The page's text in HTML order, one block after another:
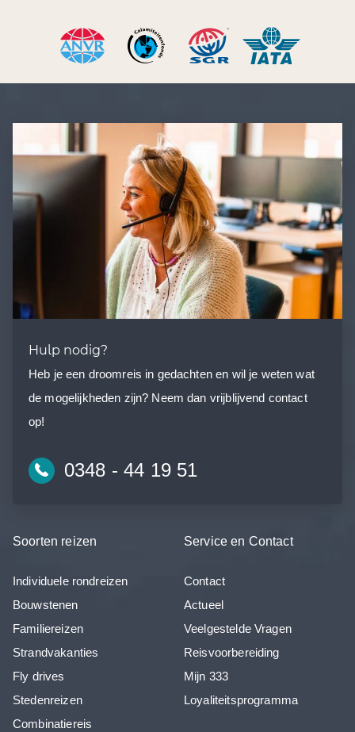
Hulp nodig?
Heb je een droomreis in gedachten en wil je weten wat
de mogelijkheden zijn? Neem dan vrijblijvend contact
op!
0348 - 44 19 51
Soorten reizen
Individuele rondreizen
Bouwstenen
Familiereizen
Strandvakanties
Fly drives
Stedenreizen
Combinatiereis
Service en Contact
Contact
Actueel
Veelgestelde Vragen
Reisvoorbereiding
Mijn 333
Loyaliteitsprogramma